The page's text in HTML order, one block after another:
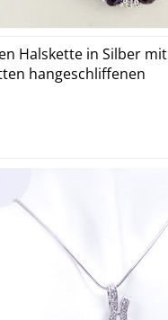
Details ansehen ›
Halskette in Silber mit
hangeschliffenen